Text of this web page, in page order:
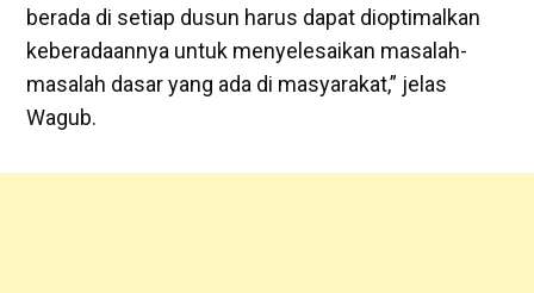
berada di setiap dusun harus dapat dioptimalkan
keberadaannya untuk menyelesaikan masalah-
masalah dasar yang ada di masyarakat,” jelas
Wagub.